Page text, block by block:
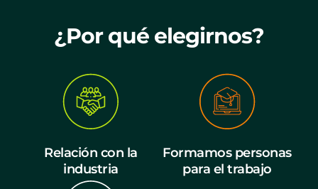
¿Por qué elegirnos?
Relación con la
industria
Formamos personas
para el trabajo